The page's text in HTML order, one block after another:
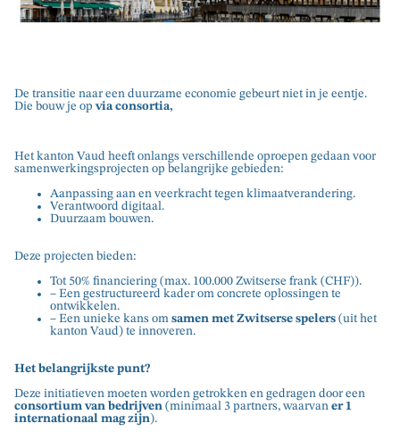
De transitie naar een duurzame economie gebeurt niet in je eentje.
Die bouw je opvia consortia,
Het kanton Vaud heeft onlangs verschillende oproepen gedaan voor
samenwerkingsprojecten op belangrijke gebieden:
Aanpassing aan en veerkracht tegen klimaatverandering.
Verantwoord digitaal.
Duurzaam bouwen.
Deze projecten bieden:
Tot 50% financiering (max. 100.000 Zwitserse frank (CHF)).
– Een gestructureerd kader om concrete oplossingen te
ontwikkelen.
– Een unieke kans om samen met Zwitserse spelers (uit het
kanton Vaud) te innoveren.
Het belangrijkste punt?
Deze initiatieven moeten worden getrokken en gedragen door een
consortium van bedrijven (minimaal 3 partners, waarvan er 1
internationaal mag zijn).